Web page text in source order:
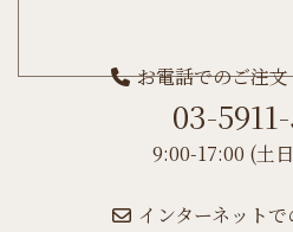
お電話でのご注
03-
9:00-17:00 (土
インターネット